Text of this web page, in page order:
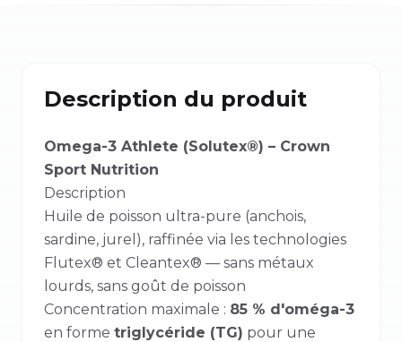
Description du produit
Omega-3 Athlete (Solutex®) – Crown
Sport Nutrition
Description
Huile de poisson ultra-pure (anchois,
sardine, jurel), raffinée via les technologies
Flutex® et Cleantex® — sans métaux
lourds, sans goût de poisson
Concentration maximale : 85 % d'oméga-3
en forme triglycéride (TG) pour une